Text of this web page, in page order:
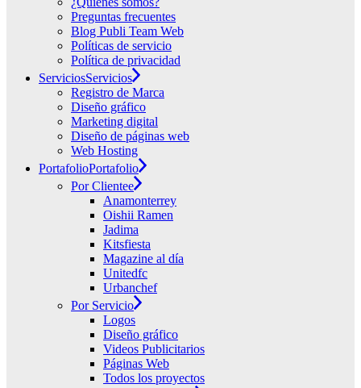
Preguntas frecuentes
Blog Publi Team Web
Políticas de servicio
Política de privacidad
ServiciosServicios
Registro de Marca
Diseño gráfico
Marketing digital
Diseño de páginas web
Web Hosting
PortafolioPortafolio
Por Clientee
Anamonterrey
Oishii Ramen
Jadima
Kitsfiesta
Magazine al día
Unitedfc
Urbanchef
Por Servicio
Logos
Diseño gráfico
Videos Publicitarios
Páginas Web
Todos los proyectos